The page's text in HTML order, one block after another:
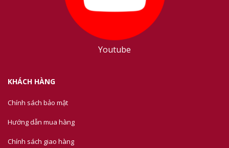
Youtube
KHÁCH HÀNG
Chính sách bảo mật
Hướng dẫn mua hàng
Chính sách giao hàng